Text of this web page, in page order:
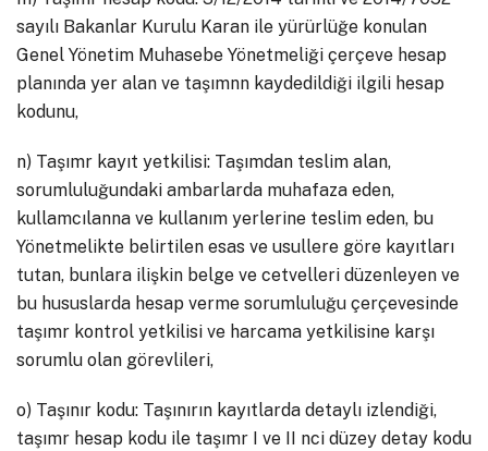
sayılı Bakanlar Kurulu Karan ile yürürlüğe konulan
Genel Yönetim Muhasebe Yönetmeliği çerçeve hesap
planında yer alan ve taşımnn kaydedildiği ilgili hesap
kodunu,
n) Taşımr kayıt yetkilisi: Taşımdan teslim alan,
sorumluluğundaki ambarlarda muhafaza eden,
kullamcılanna ve kullanım yerlerine teslim eden, bu
Yönetmelikte belirtilen esas ve usullere göre kayıtları
tutan, bunlara ilişkin belge ve cetvelleri düzenleyen ve
bu hususlarda hesap verme sorumluluğu çerçevesinde
taşımr kontrol yetkilisi ve harcama yetkilisine karşı
sorumlu olan görevlileri,
o) Taşınır kodu: Taşınırın kayıtlarda detaylı izlendiği,
taşımr hesap kodu ile taşımr I ve II nci düzey detay kodu